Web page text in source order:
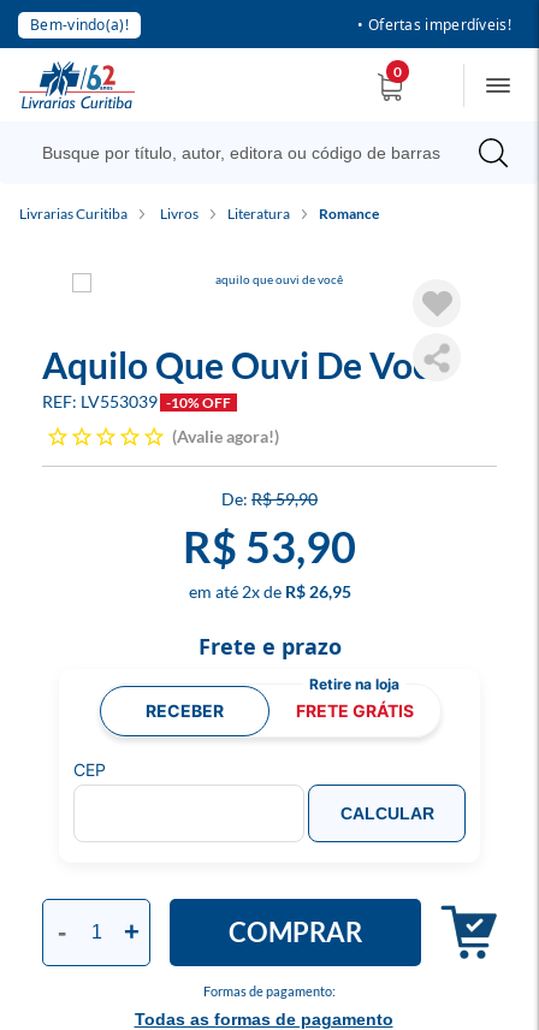
Bem-vindo(a)! • Ofertas imperdíveis!
0
Livrarias Curitiba Livros Literatura Romance
Aquilo Que Ouvi De Você
LV553039 -10% OFF
Avalie agora!
R$ 59,90
R$ 53,90
2x R$ 26,95
Formas de pagamento:
Todas as formas de pagamento
- + COMPRAR
Frete e prazo
RECEBER FRETE GRÁTIS
CEP
CALCULAR